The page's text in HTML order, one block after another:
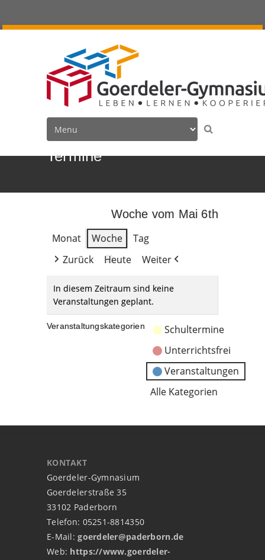
Termine
Woche vom Mai 6th
Monat
Woche
Tag
Zurück
Heute Weiter
In diesem Zeitraum sind keine
Veranstaltungen geplant.
Veranstaltungskategorien
Schultermine
Unterrichtsfrei
Veranstaltungen
Alle Kategorien
KONTAKT
Goerdeler-Gymnasium
Goerdelerstraße 35
33102 Paderborn
Telefon: 05251-8814350
E-Mail:goerdeler@paderborn.de
Web: https://www.goerdeler-